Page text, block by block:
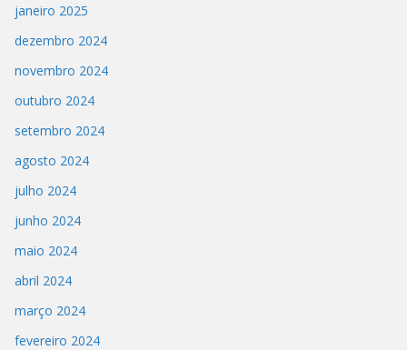
janeiro 2025
dezembro 2024
novembro 2024
outubro 2024
setembro 2024
agosto 2024
julho 2024
junho 2024
maio 2024
abril 2024
março 2024
fevereiro 2024